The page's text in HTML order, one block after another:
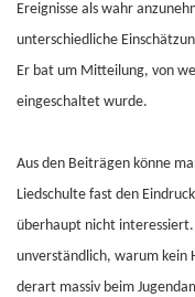
Ereignisse als wahr
unterschiedliche
Er bat um Mitteilung, von
eingeschaltet wurde.
Aus den Beiträgen könne
Liedschulte fast den
überhaupt nicht interessiert.
unverständlich, warum kein
derart massiv beim